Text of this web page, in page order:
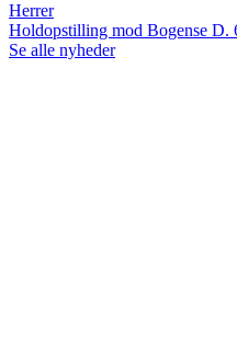
Herrer
Holdopstilling mod Bogense D.
Se alle nyheder